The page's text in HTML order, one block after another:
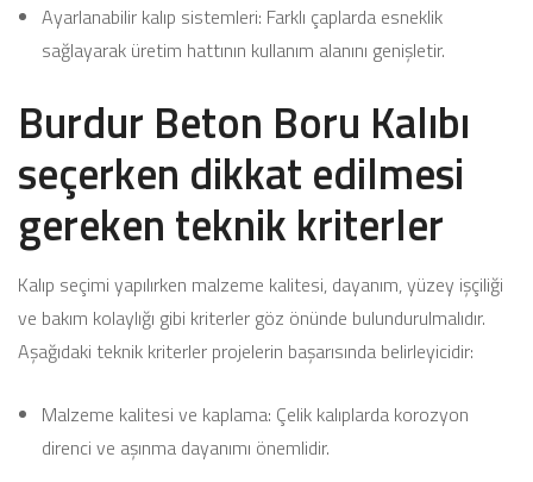
Ayarlanabilir kalıp sistemleri: Farklı çaplarda esneklik
sağlayarak üretim hattının kullanım alanını genişletir.
Burdur Beton Boru Kalıbı
seçerken dikkat edilmesi
gereken teknik kriterler
Kalıp seçimi yapılırken malzeme kalitesi, dayanım, yüzey işçiliği
ve bakım kolaylığı gibi kriterler göz önünde bulundurulmalıdır.
Aşağıdaki teknik kriterler projelerin başarısında belirleyicidir:
Malzeme kalitesi ve kaplama: Çelik kalıplarda korozyon
direnci ve aşınma dayanımı önemlidir.